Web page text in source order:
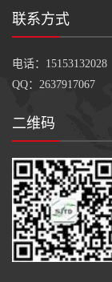
联系方式
电话：15153132028
QQ：2637917067
二维码